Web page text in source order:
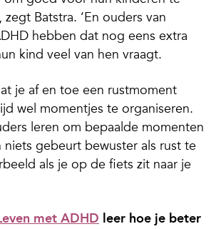
Batstra. ‘En ouders van
hebben dat nog eens extra
kind veel van hen vraagt.
je af en toe een rustmoment
wel momentjes te organiseren.
leren om bepaalde momenten
niets gebeurt bewuster als rust te
als je op de fiets zit naar je
met ADHD leer hoe je beter